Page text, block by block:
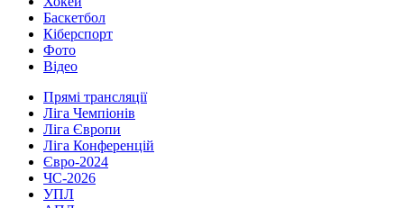
Баскетбол
Кіберспорт
Фото
Відео
Прямі трансляції
Ліга Чемпіонів
Ліга Європи
Ліга Конференцій
Євро-2024
ЧС-2026
УПЛ